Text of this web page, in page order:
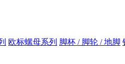
欧标螺母系列 脚杯 / 脚轮 / 地脚